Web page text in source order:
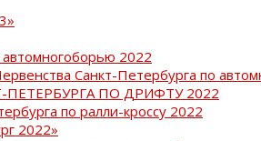
2022
Санкт-Петербурга по
ПЕТЕРБУРГА ПО ДРИФТУ 2022
по ралли-кроссу 2022
2022»